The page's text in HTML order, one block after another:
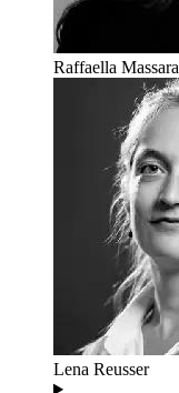
Raffaella Massara
Lena Reusser